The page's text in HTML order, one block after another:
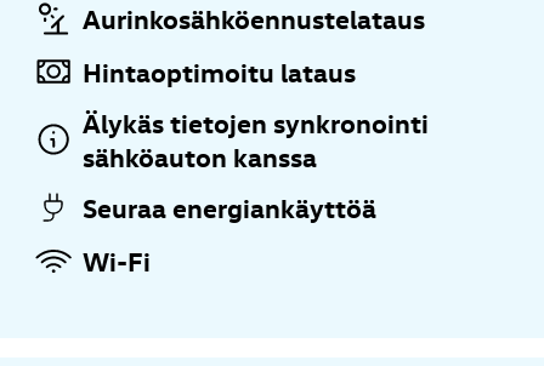
Aurinkosähköennustelataus
Hintaoptimoitu lataus
Älykäs tietojen synkronointi
sähköauton kanssa
Seuraa energiankäyttöä
Wi-Fi